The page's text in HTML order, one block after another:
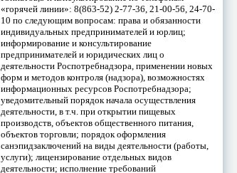
«горячей линии»: 8(863-52) 2-77-36, 21-00-56, 24-70-
10 по следующим вопросам: права и обязанности
индивидуальных предпринимателей и юрлиц;
информирование и консультирование
предпринимателей и юридических лиц о
деятельности Роспотребнадзора, применении новых
форм и методов контроля (надзора), возможностях
информационных ресурсов Роспотребнадзора;
уведомительный порядок начала осуществления
деятельности, в т.ч. при открытии пищевых
производств, объектов общественного питания,
объектов торговли; порядок оформления
санэпидзаключений на виды деятельности (работы,
услуги); лицензирование отдельных видов
деятельности; исполнение требований